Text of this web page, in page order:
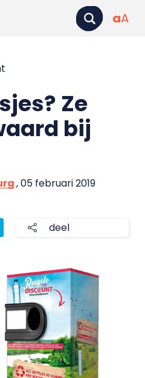
aA
Ze
bij
, 05 februari 2019
deel